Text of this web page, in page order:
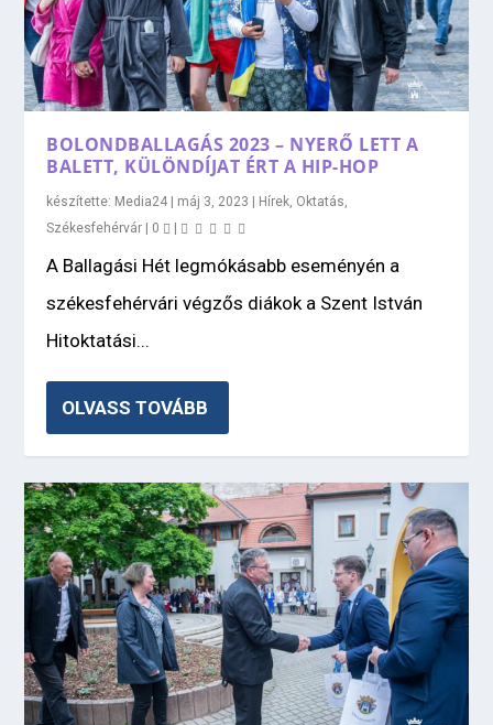
BOLONDBALLAGÁS 2023 – NYERŐ LETT A
BALETT, KÜLÖNDÍJAT ÉRT A HIP-HOP
készítette: Media24 | máj 3, 2023 | Hírek Oktatás
Székesfehérvár | 0 |
A Ballagási Hét legmókásabb eseményén a
székesfehérvári végzős diákok a Szent István
Hitoktatási...
OLVASS TOVÁBB